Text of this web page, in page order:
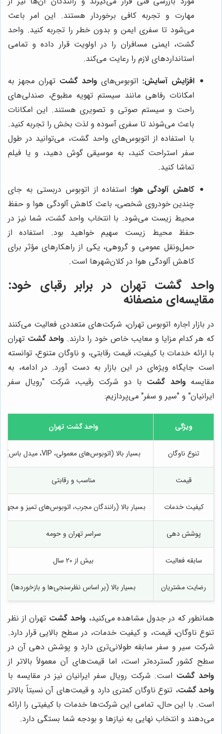
مهارت و تجربه کافی برخوردار هستند. این امر باعث
می‌شود تا سفری ایمن و بدون خطر را تجربه کنید. واحد
گشت، ایمنی مسافران را در اولویت قرار داده و تمامی
استانداردهای لازم را رعایت می‌کند.
افزایش آسایش: اتوبوس‌های واحد گشت تهران مجهز به
امکانات رفاهی مانند سیستم تهویه مطبوع، صندلی‌های
راحت و سیستم صوتی و تصویری هستند. این امکانات
باعث می‌شوند تا سفری آسوده و لذت بخش را تجربه کنید.
با استفاده از اتوبوس‌های واحد گشت، می‌توانید در طول
سفر استراحت کنید، به موسیقی گوش دهید، و یا فیلم
تماشا کنید.
کاهش آلودگی هوا: استفاده از اتوبوس دربستی به جای
چندین خودروی شخصی، باعث کاهش آلودگی هوا و حفظ
محیط زیست می‌شود. با انتخاب واحد گشت، شما نیز در
حفظ محیط زیست سهیم خواهید بود. استفاده از
حمل‌ونقل عمومی و گروهی، یکی از راهکارهای مؤثر برای
کاهش آلودگی هوا در کلان‌شهرها است.
واحد گشت تهران در برابر رقبای خود:
مقایسه‌ای منصفانه
در بازار اجاره اتوبوس تهران، شرکت‌های متعددی فعالیت می‌کنند
که هر کدام مزایا و معایب خاص خود را دارند. واحد گشت تهران
با ارائه خدمات با کیفیت، قیمت رقابتی، و ناوگان متنوع، توانسته
است جایگاه ویژه‌ای در این بازار به دست آورد. در ادامه، به
مقایسهواحد گشت با دو شرکت رقیب، شرکت "رویال سفر
ایرانیان" و "سیر و سفر" می‌پردازیم:
ویژگی واحد گشت تهران
تنوع ناوگان بسیار بالا (اتوبوس‌های معمولی، VIP، میدل باس)
قیمت مناسب و رقابتی
کیفیت خدمات بسیار بالا (رانندگان مجرب، اتوبوس‌های تمیز و مجهز)
پوشش دهی سراسر تهران و حومه
سابقه فعالیت بیش از 20 سال
رضایت مشتریان بسیار بالا (بر اساس نظرسنجی‌ها و بازخوردها)
همانطور که در جدول مشاهده می‌کنید،واحد گشت تهران از نظر
تنوع ناوگان، قیمت، و کیفیت خدمات، در سطح بالایی قرار دارد.
شرکت سیر و سفر سابقه طولانی‌تری دارد و پوشش دهی آن در
سطح کشور گسترده‌تر است، اما قیمت‌های آن معمولاً بالاتر از
واحد گشت است. شرکت رویال سفر ایرانیان نیز در مقایسه با
واحد گشت، تنوع ناوگان کمتری دارد و قیمت‌های آن نسبتاً بالاتر
است. با این حال، تمامی این شرکت‌ها خدمات با کیفیتی را ارائه
می‌دهند و انتخاب نهایی به نیازها و بودجه شما بستگی دارد.